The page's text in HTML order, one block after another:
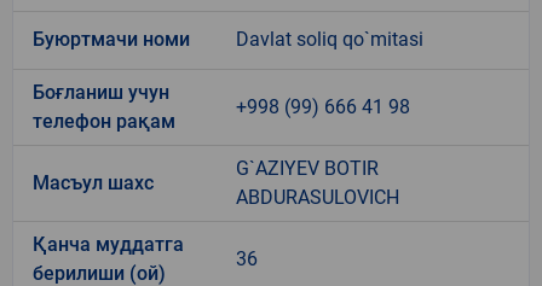
Буюртмачи номи Davlat soliq qo`mitasi
Боғланиш учун
телефон рақам
+998 (99) 666 41 98
Масъул шахс
G`AZIYEV BOTIR
ABDURASULOVICH
Қанча муддатга
берилиши (ой)
36